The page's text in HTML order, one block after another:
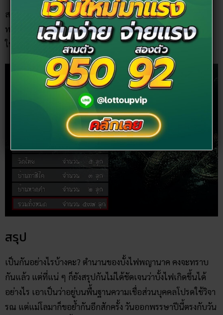
สรุปการเกิดปรากฏการณ์บั้งไฟพญานาค ปี 2563 อย่างเป็น
ทางการ เมื่อวันที่ 2 ตุลาคม 2563 โดยเกิดลูกไฟทั้งหมด 597 ลูก
ในตามจุดต่างๆ ด้วยกัน โดยขึ้นเยอะที่สุดปีนี้ คือ บ้านหนองแก้ว
สรุป
เป็นกันอย่างไรบ้างคะ? ตำนานของบั้งไฟพญานาค คงจะทราบ
กันแล้ว แต่ที่แน่ ๆ ก็ยังสรุปกันไม่ได้ชัดเจนว่าบั้งไฟเกิดขึ้นได้
อย่างไร เอาเป็นว่าอยู่บนพื้นฐานความเชื่อส่วนบุคคลโปรดใช้วิจา
รณ แต่แม่โลมาก็ขอย้ำกันอีกสักครั้ง วันออกพรรษาปีนี้ตรงกับวัน